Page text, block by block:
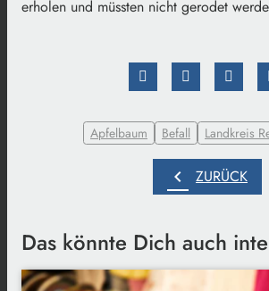
erholen und müssten nicht gerodet
Apfelbaum Befall Landkreis
chevron_left ZURÜCK
Das könnte Dich auch